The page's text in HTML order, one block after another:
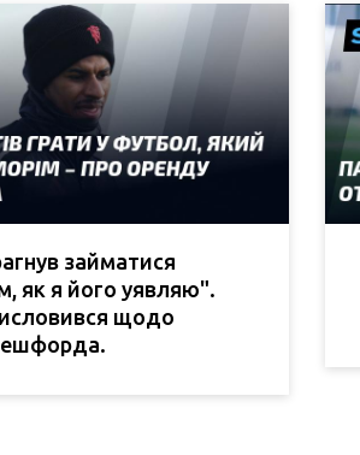
займатися
як я його уявляю".
щодо